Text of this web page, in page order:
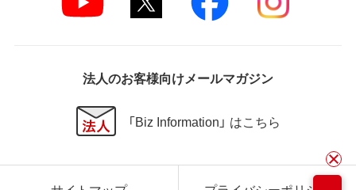
法人のお客様向けメールマガジン
「Biz Information」 はこちら